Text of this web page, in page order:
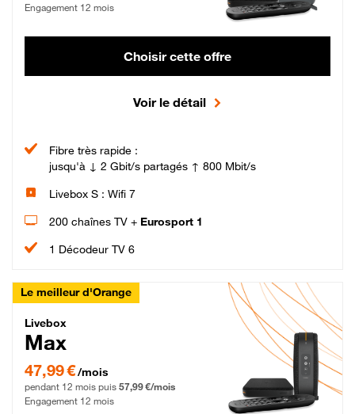
Engagement 12 mois
Choisir cette offre
Voir le détail
Fibre très rapide :
jusqu'à ↓ 2 Gbit/s partagés ↑ 800 Mbit/s
Livebox S : Wifi 7
200 chaînes TV + Eurosport 1
1 Décodeur TV 6
Le meilleur d'Orange
Livebox Max Fibre
Livebox
Max
47,99 € par mois pendant 12 mois puis 57,99 € par mois, Engagement 12 mois
47,99 €/mois
pendant 12 mois puis 57,99 €/mois
Engagement 12 mois